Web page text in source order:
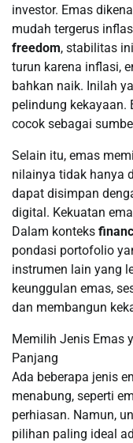
investor. Emas
mudah tergerus
freedom, stabilitas
turun karena inflasi,
bahkan naik. Inilah
pelindung kekayaan.
cocok sebagai
Selain itu, emas
nilainya tidak hanya
dapat disimpan
digital. Kekuatan
Dalam konteks
pondasi portofolio
instrumen lain yang
keunggulan emas,
dan membangun
Memilih Jenis Emas
Panjang
Ada beberapa jenis
menabung, seperti
perhiasan. Namun,
pilihan paling ideal